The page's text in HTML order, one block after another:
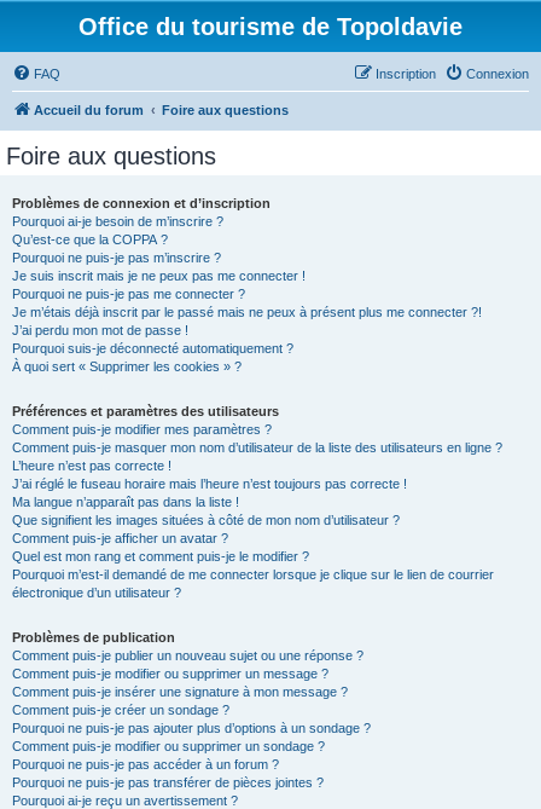
Office du tourisme de Topoldavie
FAQ Connexion
Inscription
Accueil du forum Foire aux questions
Foire aux questions
Problèmes de connexion et d’inscription
Pourquoi ai-je besoin de m’inscrire ?
Qu’est-ce que la COPPA ?
Pourquoi ne puis-je pas m’inscrire ?
Je suis inscrit mais je ne peux pas me connecter !
Pourquoi ne puis-je pas me connecter ?
Je m’étais déjà inscrit par le passé mais ne peux à présent plus me connecter ?!
J’ai perdu mon mot de passe !
Pourquoi suis-je déconnecté automatiquement ?
À quoi sert « Supprimer les cookies » ?
Préférences et paramètres des utilisateurs
Comment puis-je modifier mes paramètres ?
Comment puis-je masquer mon nom d’utilisateur de la liste des utilisateurs en ligne ?
L’heure n’est pas correcte !
J’ai réglé le fuseau horaire mais l’heure n’est toujours pas correcte !
Ma langue n’apparaît pas dans la liste !
Que signifient les images situées à côté de mon nom d’utilisateur ?
Comment puis-je afficher un avatar ?
Quel est mon rang et comment puis-je le modifier ?
Pourquoi m’est-il demandé de me connecter lorsque je clique sur le lien de courrier
électronique d’un utilisateur ?
Problèmes de publication
Comment puis-je publier un nouveau sujet ou une réponse ?
Comment puis-je modifier ou supprimer un message ?
Comment puis-je insérer une signature à mon message ?
Comment puis-je créer un sondage ?
Pourquoi ne puis-je pas ajouter plus d’options à un sondage ?
Comment puis-je modifier ou supprimer un sondage ?
Pourquoi ne puis-je pas accéder à un forum ?
Pourquoi ne puis-je pas transférer de pièces jointes ?
Pourquoi ai-je reçu un avertissement ?